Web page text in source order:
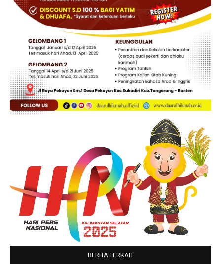
BERITA TERKAIT